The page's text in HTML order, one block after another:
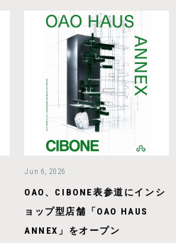
Jun 6, 2026
OAO、CIBONE表参道にインシ
ョップ型店舗「OAO HAUS
ANNEX」をオープン